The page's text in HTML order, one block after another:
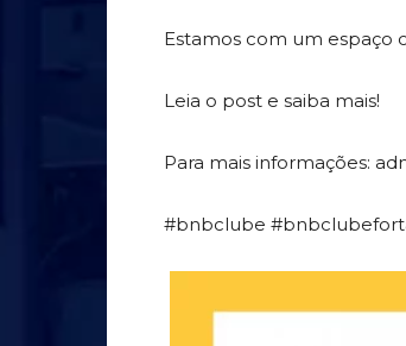
Estamos com um espaço
Leia o post e saiba mais!
Para mais informações:
#bnbclube